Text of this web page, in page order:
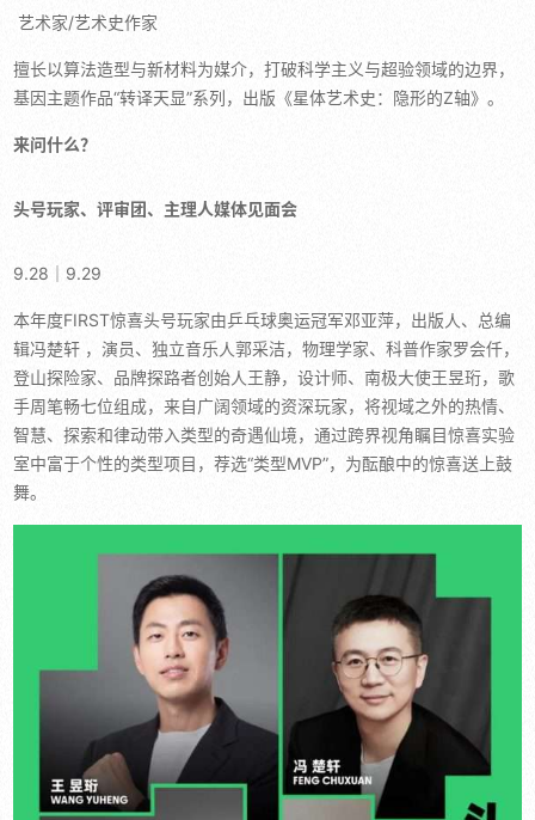
艺术家/艺术史作家
擅长以算法造型与新材料为媒介，打破科学主义与超验领域的边界，
基因主题作品“转译天显”系列，出版《星体艺术史：隐形的Z轴》。
来问什么？
头号玩家、评审团、主理人媒体见面会
9.28｜9.29
本年度FIRST惊喜头号玩家由乒乓球奥运冠军邓亚萍，出版人、总编
辑冯楚轩 ，演员、独立音乐人郭采洁，物理学家、科普作家罗会仟，
登山探险家、品牌探路者创始人王静，设计师、南极大使王昱珩，歌
手周笔畅七位组成，来自广阔领域的资深玩家，将视域之外的热情、
智慧、探索和律动带入类型的奇遇仙境，通过跨界视角瞩目惊喜实验
室中富于个性的类型项目，荐选“类型MVP”，为酝酿中的惊喜送上鼓
舞。